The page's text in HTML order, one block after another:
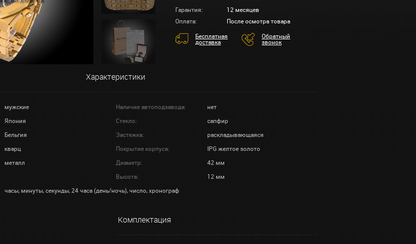
Гарантия:
12 месяцев
Оплата:
После осмотра товара
Бесплатная
доставка
Обратный
звонок
Характеристики
мужские Наличие автоподзавода:
нет
Япония Стекло:
сапфир
Бельгия Застежка:
раскладывающаяся
кварц Покрытие корпуса:
IPG желтое золото
металл Диаметр:
42 мм
Высота:
12 мм
часы, минуты, секунды, 24 часа (день/ночь), число, хронограф
Комплектация